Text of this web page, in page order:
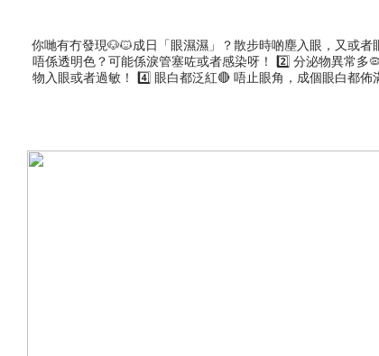
你哋有冇發現🐶🐱成日「眼濕濕」？散步時啲塵入眼，又或
唔係透明色？可能係淚管塞咗或者感染呀！ 2️⃣ 分泌物異常
物入眼或者過敏！ 4️⃣ 眼白都泛紅🔴 唔止眼角，成個眼白都
20ml✨ 混合主糧一齊食，又香又好味！補充葉黃素，保護視
即用即棄，有效且溫和地去除污垢和淚痕。🌟【深層清潔保
小妙招 體質易發炎👉食保健品，從内抗炎 杜絕細菌👉定期清